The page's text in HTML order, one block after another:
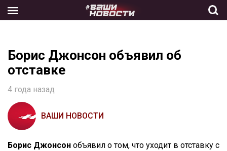
the
Борис Джонсон объявил об
отставке
4 года назад
ВАШИ НОВОСТИ
Борис Джонсон объявил о том, что уходит в отставку с